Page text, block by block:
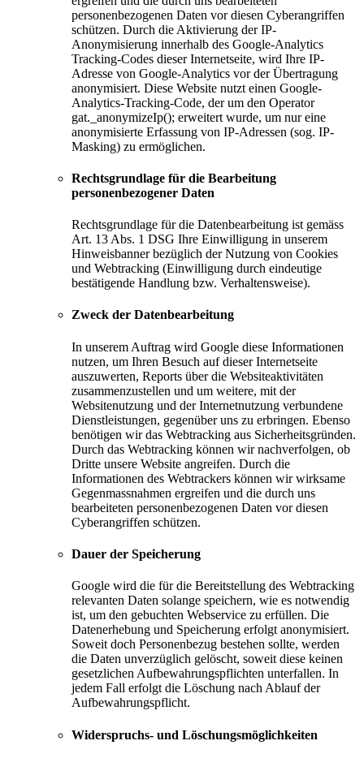
personenbezogenen Daten vor diesen Cyberangriffen
schützen. Durch die Aktivierung der IP-
Anonymisierung innerhalb des Google-Analytics
Tracking-Codes dieser Internetseite, wird Ihre IP-
Adresse von Google-Analytics vor der Übertragung
anonymisiert. Diese Website nutzt einen Google-
Analytics-Tracking-Code, der um den Operator
gat._anonymizeIp(); erweitert wurde, um nur eine
anonymisierte Erfassung von IP-Adressen (sog. IP-
Masking) zu ermöglichen.
Rechtsgrundlage für die Bearbeitung
personenbezogener Daten
Rechtsgrundlage für die Datenbearbeitung ist gemäss
Art. 13 Abs. 1 DSG Ihre Einwilligung in unserem
Hinweisbanner bezüglich der Nutzung von Cookies
und Webtracking (Einwilligung durch eindeutige
bestätigende Handlung bzw. Verhaltensweise).
Zweck der Datenbearbeitung
In unserem Auftrag wird Google diese Informationen
nutzen, um Ihren Besuch auf dieser Internetseite
auszuwerten, Reports über die Websiteaktivitäten
zusammenzustellen und um weitere, mit der
Websitenutzung und der Internetnutzung verbundene
Dienstleistungen, gegenüber uns zu erbringen. Ebenso
benötigen wir das Webtracking aus Sicherheitsgründen.
Durch das Webtracking können wir nachverfolgen, ob
Dritte unsere Website angreifen. Durch die
Informationen des Webtrackers können wir wirksame
Gegenmassnahmen ergreifen und die durch uns
bearbeiteten personenbezogenen Daten vor diesen
Cyberangriffen schützen.
Dauer der Speicherung
Google wird die für die Bereitstellung des Webtracking
relevanten Daten solange speichern, wie es notwendig
ist, um den gebuchten Webservice zu erfüllen. Die
Datenerhebung und Speicherung erfolgt anonymisiert.
Soweit doch Personenbezug bestehen sollte, werden
die Daten unverzüglich gelöscht, soweit diese keinen
gesetzlichen Aufbewahrungspflichten unterfallen. In
jedem Fall erfolgt die Löschung nach Ablauf der
Aufbewahrungspflicht.
Widerspruchs- und Löschungsmöglichkeiten